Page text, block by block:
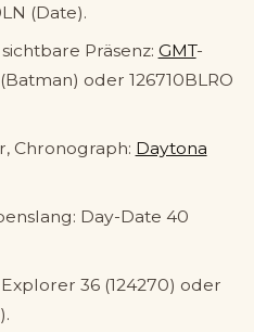
(Date).
Präsenz: GMT-
oder 126710BLRO
Chronograph: Daytona
Day-Date 40
36 (124270) oder